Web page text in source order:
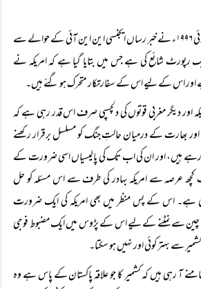
نوائے وقت لاہور ۲۲ جولائی ۱۹۹۶ء نے خبر رساں ایجنسی این این آئی کے حوالے سے
رپورٹ شائع کی ہے جس میں بتایا گیا ہے کہ امریکہ نے
ہے اور اس کے لیے اس کے سفارتکار متحرک ہو گئے ہیں۔
اور دیگر مغربی قوتوں کی دلچسپی صرف اس قدر رہی ہے کہ
اور بھارت کے درمیان حالتِ جنگ کو مسلسل برقرار رکھنے
ہیں، اور ان کی اب تک کی پالیسیاں اسی ضرورت کے
کچھ عرصہ سے امریکہ بہادر کی طرف سے اس مسئلہ کو حل
ہے۔ اس کے پس منظر میں بھی امریکہ کی ایک ضرورت
سے نمٹنے کے لیے اس کے پڑوس میں ایک مضبوط فوجی
سے بہتر کوئی اور نہیں ہو سکتا۔
آ رہی ہیں کہ کشمیر کا جو علاقہ پاکستان کے پاس ہے وہ